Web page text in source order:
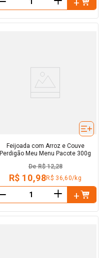
Feijoada com Arroz e Couve
Perdigão Meu Menu Pacote 300g
De R$ 12,28
R$ 10,98R$ 36,60/kg
＋